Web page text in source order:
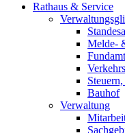
Rathaus & Service
Melde-
Fundamt
Bauhof
Verwaltung